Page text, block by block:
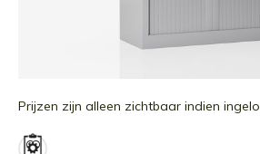
naar
begin
Prijzen zijn alleen zichtbaar indien